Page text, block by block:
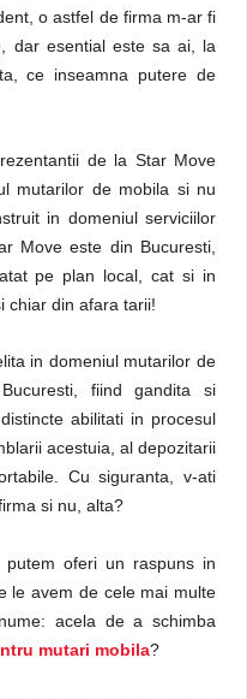
o astfel de firma m-ar fi
dar esential este sa ai, la
ce inseamna putere de
de la Star Move
mutarilor de mobila si nu
in domeniul serviciilor
Move este din Bucuresti,
pe plan local, cat si in
chiar din afara tarii!
in domeniul mutarilor de
fiind gandita si
abilitati in procesul
acestuia, al depozitarii
Cu siguranta, v-ati
si nu, alta?
oferi un raspuns in
le avem de cele mai multe
acela de a schimba
mutari mobila?